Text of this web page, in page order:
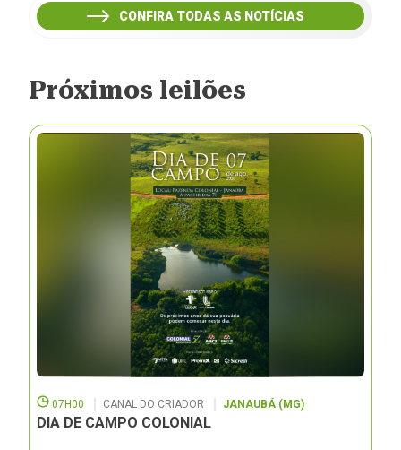
CONFIRA TODAS AS NOTÍCIAS
Próximos leilões
07H00 CANAL DO CRIADOR JANAUBÁ (MG)
DIA DE CAMPO COLONIAL